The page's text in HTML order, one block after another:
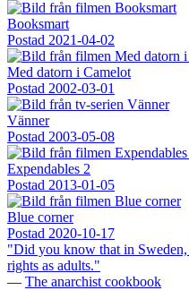
Booksmart
Postad 2021-04-02
Med datorn i Camelot
Postad 2002-03-01
Vänner
Postad 2003-05-08
Expendables 2
Postad 2013-01-05
Blue corner
Postad 2020-10-17
"Did you know that in
rights as adults."
— The anarchist cookbook